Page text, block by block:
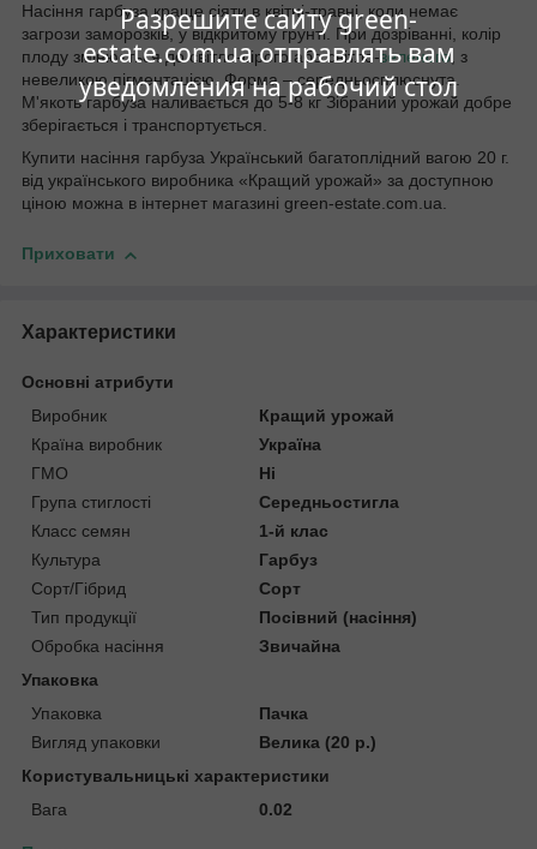
Разрешите сайту green-
estate.com.ua отправлять вам
уведомления на рабочий стол
Насіння гарбуза краще сіяти в квітні-травні, коли немає
загрози заморозків, у відкритому грунті. При дозріванні, колір
плоду змінюється до світло-сірого або світло-зеленого, з
невеликою пігментацією. Форма – середньосплюснута.
М'якоть гарбуза наливається до 5-8 кг Зібраний урожай добре
зберігається і транспортується.
Купити насіння гарбуза Український багатоплідний вагою 20 г.
від українського виробника «Кращий урожай» за доступною
ціною можна в інтернет магазині green-estate.com.ua.
Приховати
Характеристики
Основні атрибути
Виробник
Кращий урожай
Країна виробник
Україна
ГМО
Ні
Група стиглості
Середньостигла
Класс семян
1-й клас
Культура
Гарбуз
Сорт/Гібрид
Сорт
Тип продукції
Посівний (насіння)
Обробка насіння
Звичайна
Упаковка
Упаковка
Пачка
Вигляд упаковки
Велика (20 р.)
Користувальницькі характеристики
Вага
0.02